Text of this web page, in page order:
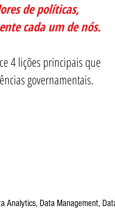
de políticas,
cada um de nós.
4 lições principais que
governamentais.
Analytics, Data Management,